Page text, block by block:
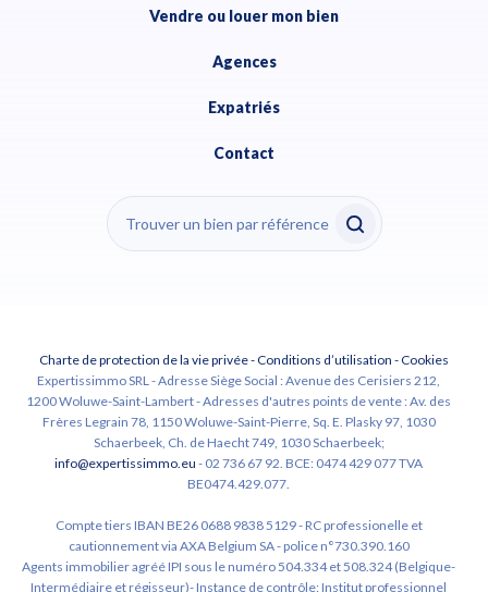
Vendre ou louer mon bien
Agences
Expatriés
Contact
Charte de protection de la vie privée-Conditions d’utilisation -Cookies
Expertissimmo SRL - Adresse Siège Social : Avenue des Cerisiers 212,
1200 Woluwe-Saint-Lambert - Adresses d'autres points de vente : Av. des
Frères Legrain 78, 1150 Woluwe-Saint-Pierre, Sq. E. Plasky 97, 1030
Schaerbeek, Ch. de Haecht 749, 1030 Schaerbeek;
info@expertissimmo.eu - 02 736 67 92. BCE: 0474 429 077 TVA
BE0474.429.077.
Compte tiers IBAN BE26 0688 9838 5129 - RC professionelle et
cautionnement via AXA Belgium SA - police n°730.390.160
Agents immobilier agréé IPI sous le numéro 504.334 et 508.324 (Belgique-
Intermédiaire et régisseur)- Instance de contrôle: Institut professionnel